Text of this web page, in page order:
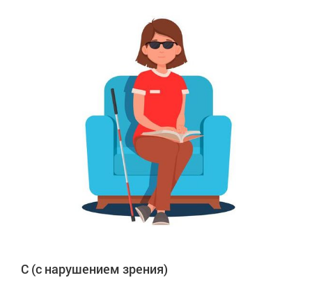
C (с нарушением зрения)